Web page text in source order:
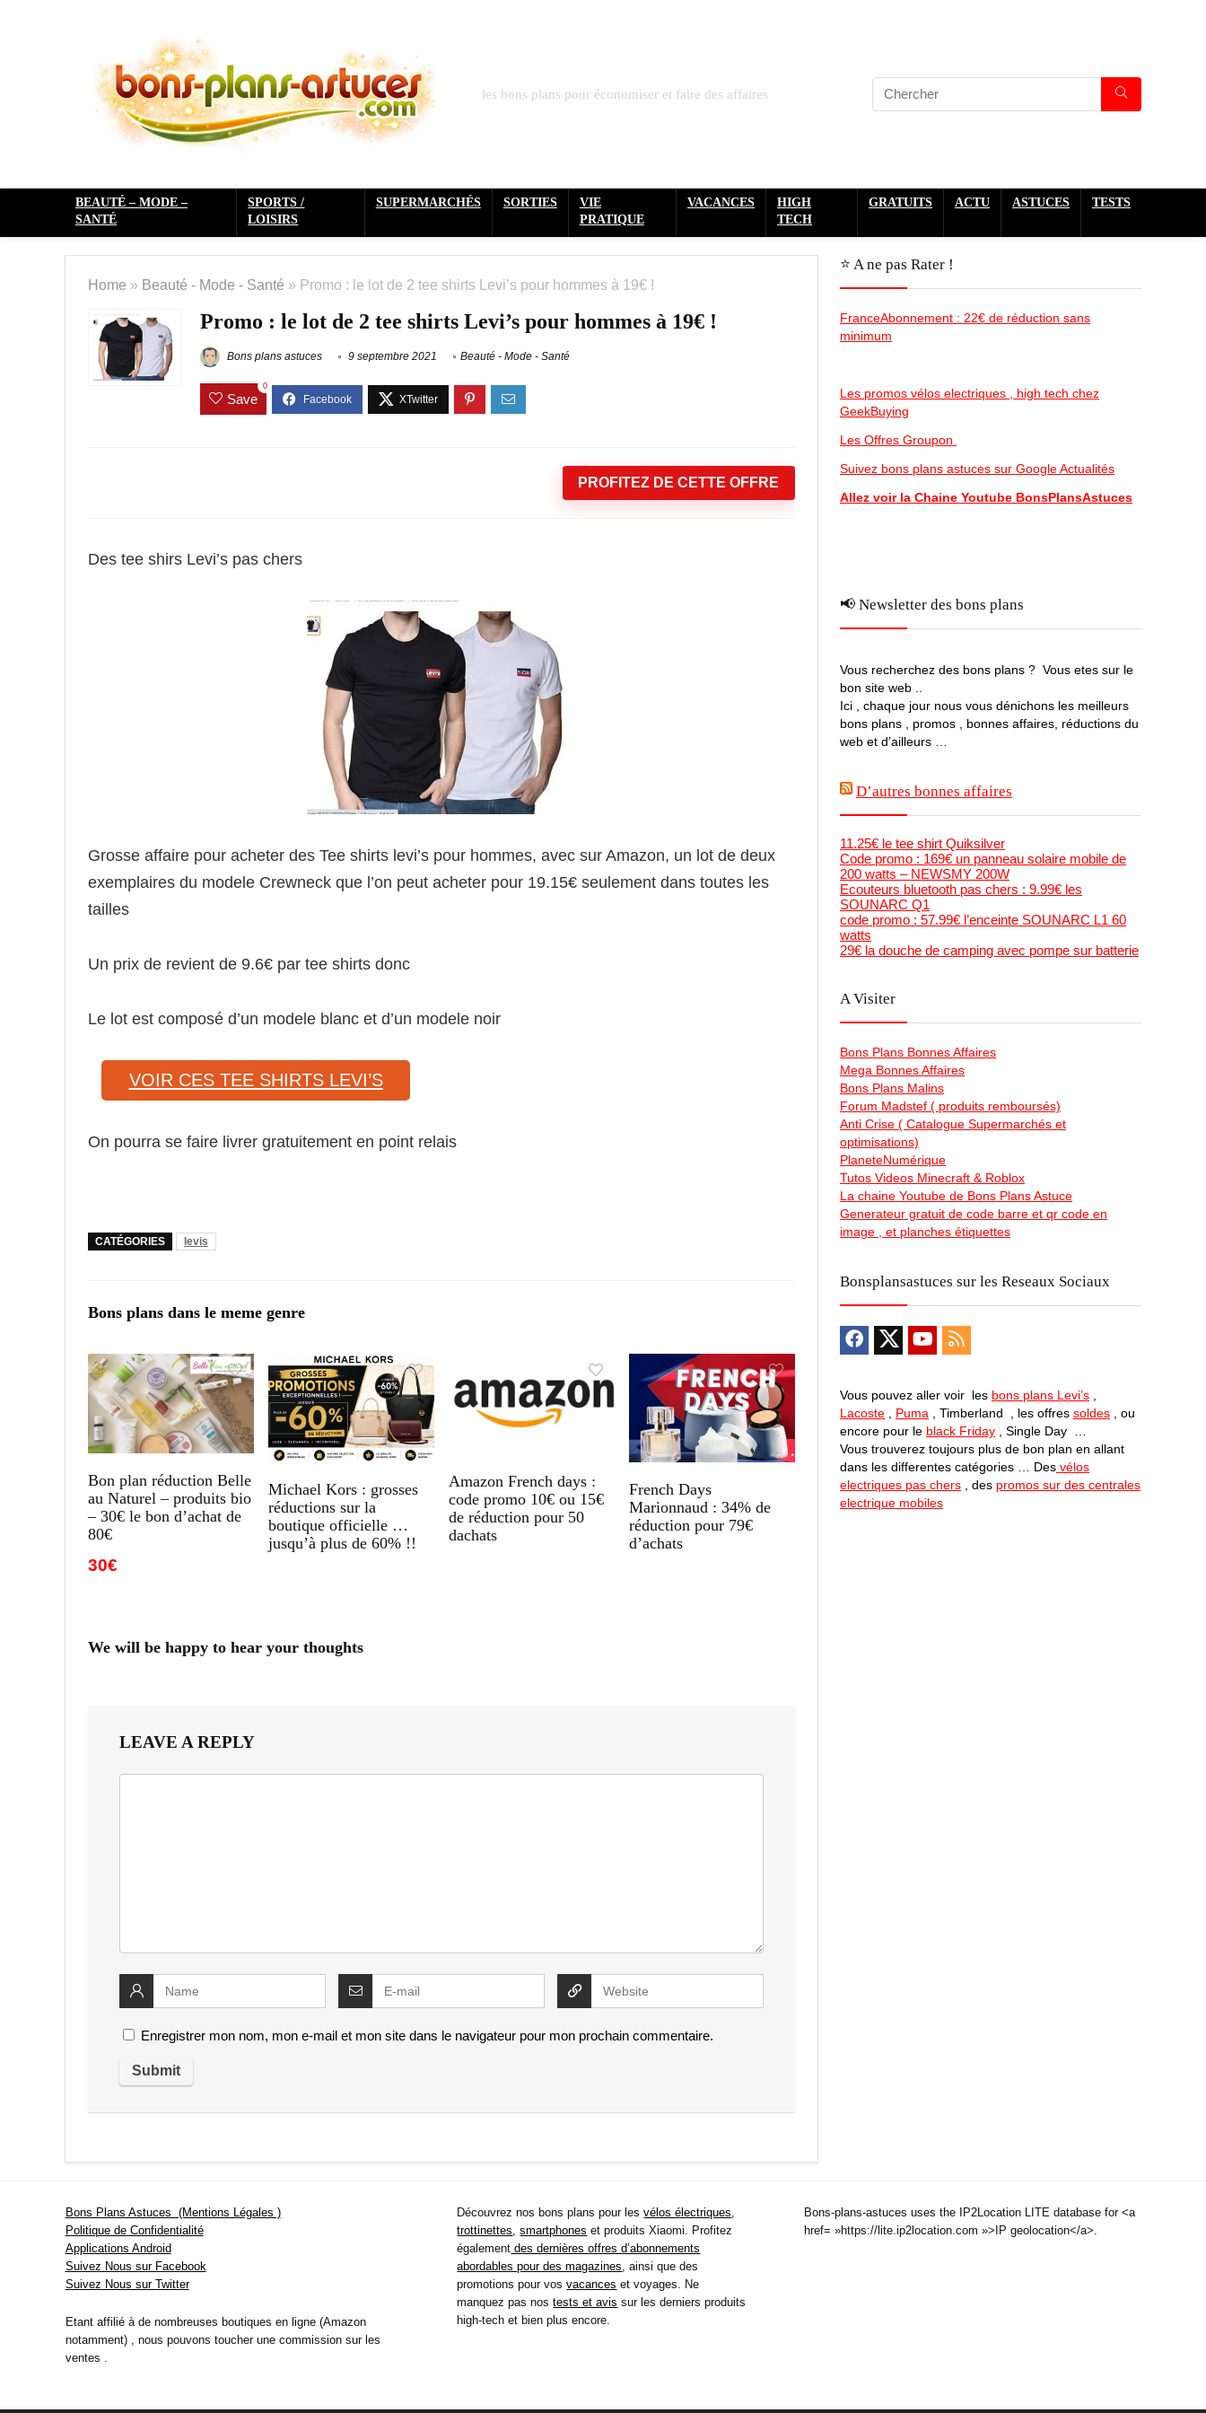
les bons plans pour économiser et faire des affaires
BEAUTÉ – MODE –
SANTÉ
SPORTS /
LOISIRS
SUPERMARCHÉS SORTIES
VIE
PRATIQUE
VACANCES
HIGH
TECH
GRATUITS ACTU ASTUCES TESTS
Home » Beauté - Mode - Santé » Promo : le lot de 2 tee shirts Levi’s pour hommes à 19€ !
Promo : le lot de 2 tee shirts Levi’s pour hommes à 19€ !
Bons plans astuces 9 septembre 2021 Beauté - Mode - Santé
Save
0
PROFITEZ DE CETTE OFFRE
Des tee shirs Levi’s pas chers
Grosse affaire pour acheter des Tee shirts levi’s pour hommes, avec sur Amazon, un lot de deux
exemplaires du modele Crewneck que l’on peut acheter pour 19.15€ seulement dans toutes les
tailles
Un prix de revient de 9.6€ par tee shirts donc
Le lot est composé d’un modele blanc et d’un modele noir
VOIR CES TEE SHIRTS LEVI’S
On pourra se faire livrer gratuitement en point relais
CATÉGORIES levis
Bons plans dans le meme genre
Bon plan réduction Belle
au Naturel – produits bio
– 30€ le bon d’achat de
80€
30€
Michael Kors : grosses
réductions sur la
boutique officielle …
jusqu’à plus de 60% !!
Amazon French days :
code promo 10€ ou 15€
de réduction pour 50
dachats
French Days
Marionnaud : 34% de
réduction pour 79€
d’achats
We will be happy to hear your thoughts
LEAVE A REPLY
Enregistrer mon nom, mon e-mail et mon site dans le navigateur pour mon prochain commentaire.
⭐️ A ne pas Rater !
FranceAbonnement : 22€ de réduction sans
minimum
Les promos vélos electriques , high tech chez
GeekBuying
Les Offres Groupon
Suivez bons plans astuces sur Google Actualités
Allez voir la Chaine Youtube BonsPlansAstuces
📢 Newsletter des bons plans
Vous recherchez des bons plans ? Vous etes sur le
bon site web ..
Ici , chaque jour nous vous dénichons les meilleurs
bons plans , promos , bonnes affaires, réductions du
web et d’ailleurs …
D’autres bonnes affaires
11.25€ le tee shirt Quiksilver
Code promo : 169€ un panneau solaire mobile de
200 watts – NEWSMY 200W
Ecouteurs bluetooth pas chers : 9.99€ les
SOUNARC Q1
code promo : 57.99€ l’enceinte SOUNARC L1 60
watts
29€ la douche de camping avec pompe sur batterie
A Visiter
Bons Plans Bonnes Affaires
Mega Bonnes Affaires
Bons Plans Malins
Forum Madstef ( produits remboursés)
Anti Crise ( Catalogue Supermarchés et
optimisations)
PlaneteNumérique
Tutos Videos Minecraft & Roblox
La chaine Youtube de Bons Plans Astuce
Generateur gratuit de code barre et qr code en
image , et planches étiquettes
Bonsplansastuces sur les Reseaux Sociaux
Vous pouvez aller voir les bons plans Levi’s
Lacoste
Puma , Timberland , les offres soldes , ou
encore pour le black Friday , Single Day …
Vous trouverez toujours plus de bon plan en allant
dans les differentes catégories … Des vélos
electriques pas chers , des promos sur des centrales
electrique mobiles
Bons Plans Astuces (Mentions Légales )
Politique de Confidentialité
Applications Android
Suivez Nous sur Facebook
Suivez Nous sur Twitter
Etant affilié à de nombreuses boutiques en ligne (Amazon
notamment) , nous pouvons toucher une commission sur les
ventes .
Découvrez nos bons plans pour lesvélos électriques
trottinettes ,smartphones et produits Xiaomi. Profitez
également des dernières offres d’abonnements
abordables pour des magazines , ainsi que des
promotions pour vosvacances et voyages. Ne
manquez pas nostests et avis sur les derniers produits
high-tech et bien plus encore.
Bons-plans-astuces uses the IP2Location LITE database for <a
href= »https://lite.ip2location.com »>IP geolocation</a>.